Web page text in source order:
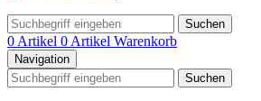
Suchen
0 Artikel 0 Artikel Warenkorb
Navigation
Suchen